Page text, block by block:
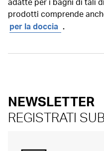
prodotti comprende
per la doccia .
NEWSLETTER
REGISTRATI